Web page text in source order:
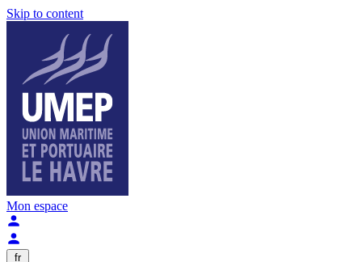
Skip to content
Mon espace
fr